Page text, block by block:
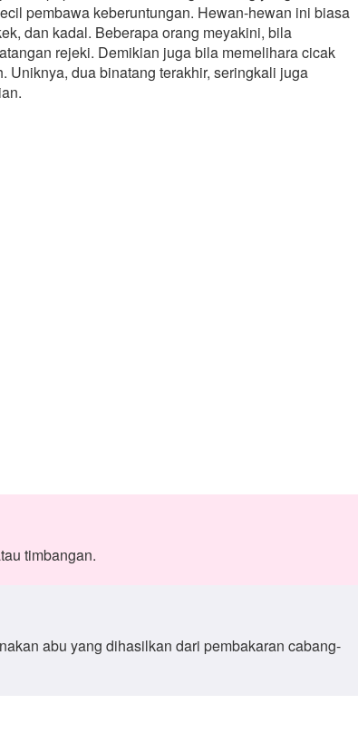
pembawa keberuntungan. Hewan-hewan ini biasa
dan kadal. Beberapa orang meyakini, bila
rejeki. Demikian juga bila memelihara cicak
Uniknya, dua binatang terakhir, seringkali juga
timbangan.
abu yang dihasilkan dari pembakaran cabang-